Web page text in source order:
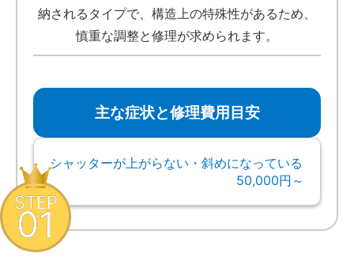
納されるタイプで、構造上の特殊性があるため、
慎重な調整と修理が求められます。
主な症状と修理費用目安
シャッターが上がらない・斜めになっている
50,000円～
STEP
01